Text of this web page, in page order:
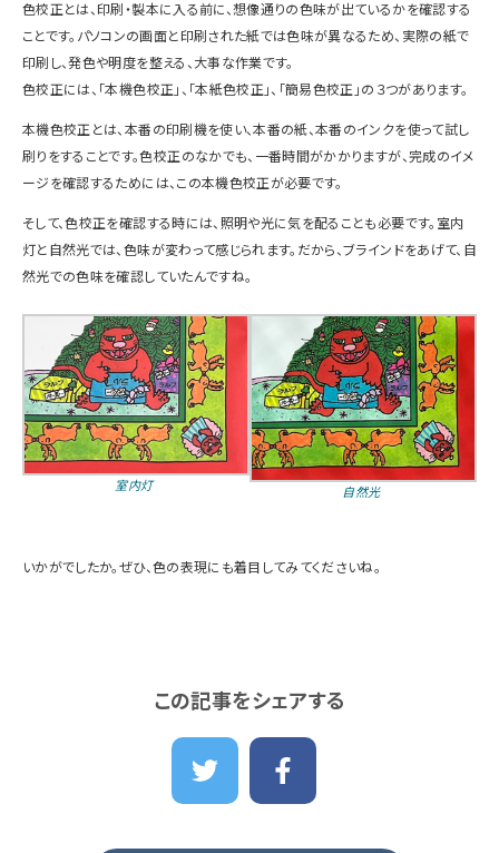
色校正とは、印刷・製本に入る前に、想像通りの色味が出ているかを確認する
ことです。パソコンの画面と印刷された紙では色味が異なるため、実際の紙で
印刷し、発色や明度を整える、大事な作業です。
色校正には、「本機色校正」、「本紙色校正」、「簡易色校正」の３つがあります。
本機色校正とは、 本番の印刷機を使い、本番の紙、本番のインクを使って試し
刷りをすることです。色校正のなかでも、一番時間がかかりますが、完成のイメ
ージを確認するためには、この本機色校正が必要です。
そして、色校正を確認する時には、照明や光に気を配ることも必要です。室内
灯と自然光では、色味が変わって感じられます。だから、ブラインドをあげて、自
然光での色味を確認していたんですね。
室内灯 自然光
いかがでしたか。ぜひ、色の表現にも着目してみてくださいね。
この記事をシェアする